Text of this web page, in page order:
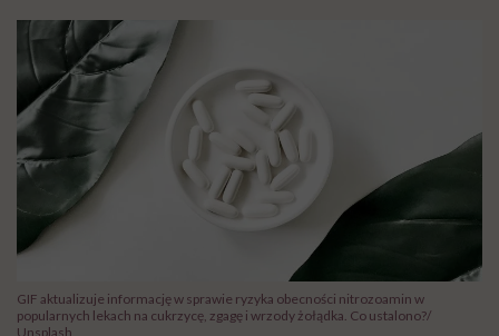
GIF aktualizuje informację w sprawie ryzyka obecności nitrozoamin w
popularnych lekach na cukrzycę, zgagę i wrzody żołądka. Co ustalono?/
Unsplash